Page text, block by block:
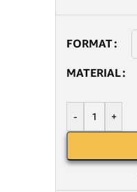
FORMAT
MATERIAL
- +